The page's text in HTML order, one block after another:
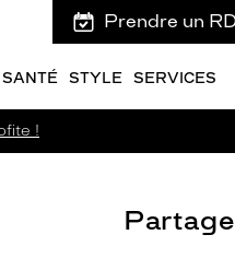
Prendre un
SANTÉ STYLE SERVICES
!